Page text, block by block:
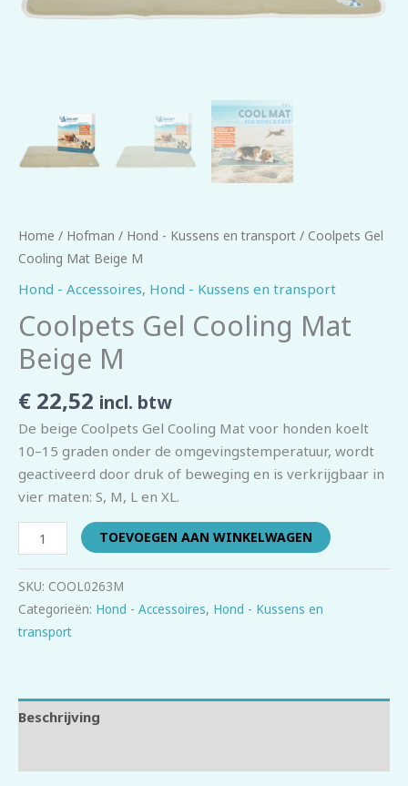
Home / Hofman / Hond - Kussens en transport / Coolpets Gel
Cooling Mat Beige M
Hond - Accessoires, Hond - Kussens en transport
Coolpets Gel Cooling Mat
Beige M
€ 22,52 incl. btw
De beige Coolpets Gel Cooling Mat voor honden koelt
10–15 graden onder de omgevingstemperatuur, wordt
geactiveerd door druk of beweging en is verkrijgbaar in
vier maten: S, M, L en XL.
TOEVOEGEN AAN WINKELWAGEN
SKU: COOL0263M
Categorieën: Hond - Accessoires, Hond - Kussens en
transport
Beschrijving